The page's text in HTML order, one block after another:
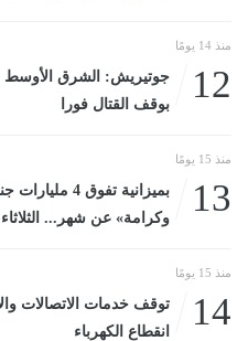
منذ 14 يومًا
12
جوتيريش: الشرق الأوسط
بوقف القتال فورا
منذ 15 يومًا
13
بميزانية
وكرامة» عن شهر... الثلاثاء، 14 يوليو 2026 10:46
منذ 15 يومًا
14
توقف خدمات الاتصالات
انقطاع الكهرباء